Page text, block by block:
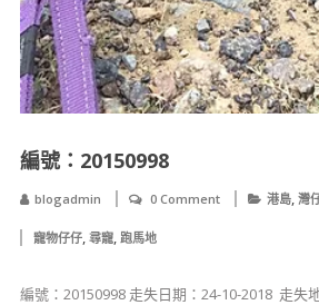
編號：20150998
blogadmin 0 Comment 港島, 灣
寵物仔仔, 尋寵, 跑馬地
編號：20150998 ​走失日期：24-10-2018 ​ ​​​走失